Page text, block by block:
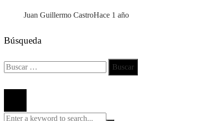
Juan Guillermo CastroHace 1 año
Búsqueda
Buscar: